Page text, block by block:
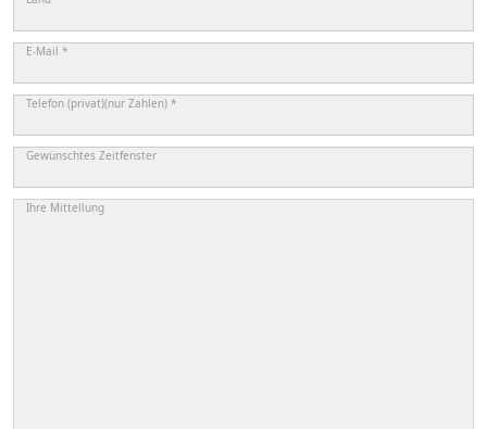
E-Mail *
Telefon (privat)(nur Zahlen) *
Gewünschtes Zeitfenster
Ihre Mittellung